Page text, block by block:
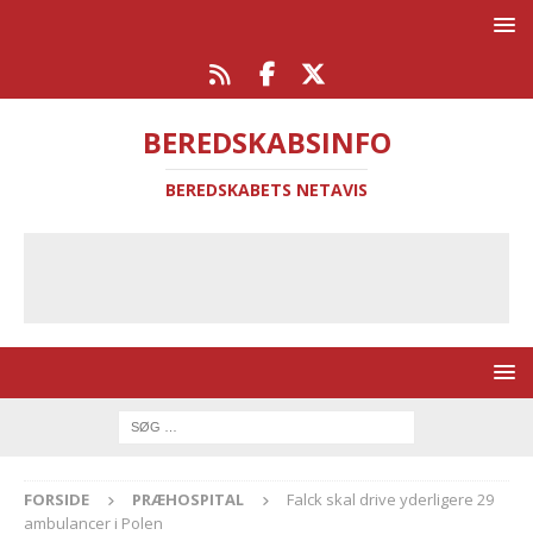
BEREDSKABSINFO
BEREDSKABETS NETAVIS
FORSIDE PRÆHOSPITAL
Falck skal drive yderligere 29
ambulancer i Polen